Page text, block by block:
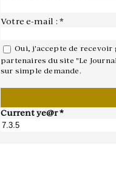
Votre e-mail : *
Oui, j'accepte de
partenaires du site "Le
sur simple demande.
Current ye@r*